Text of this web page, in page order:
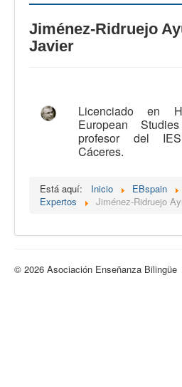
CertAcleB
Artículos
Recursos
Observatorio EB
CIEB
Contacto
Jiménez-Ridruejo
Javier
Licenciado en
European
profesor del
Cáceres.
Está aquí: Inicio EBspain
Expertos
Jiménez-Ridruejo
© 2026 Asociación Enseñanza Bilingüe